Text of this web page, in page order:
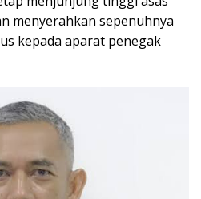
menyerahkan sepenuhnya
kepada aparat penegak